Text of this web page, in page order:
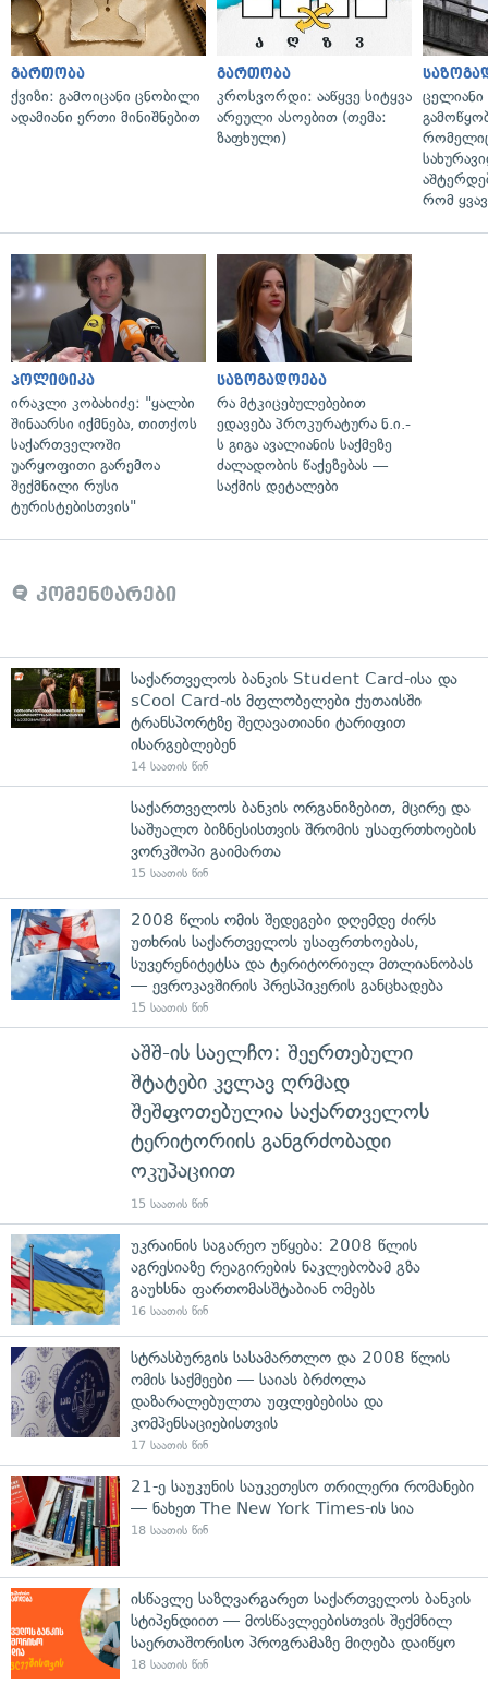
გართობა
ქვიზი: გამოიცანი ცნობილი
ადამიანი ერთი მინიშნებით
გართობა
კროსვორდი: ააწყვე სიტყვა
არეული ასოებით (თემა:
ზაფხული)
რომელიც
რომ
პოლიტიკა
ირაკლი კობახიძე: "ყალბი
შინაარსი იქმნება, თითქოს
საქართველოში
უარყოფითი გარემოა
შექმნილი რუსი
ტურისტებისთვის"
საზოგადოება
რა მტკიცებულებებით
ედავება პროკურატურა ნ.ი.-
ს გიგა ავალიანის საქმეზე
ძალადობის წაქეზებას —
საქმის დეტალები
კომენტარები
საქართველოს ბანკის Student Card-ისა და
sCool Card-ის მფლობელები ქუთაისში
ტრანსპორტზე შეღავათიანი ტარიფით
ისარგებლებენ
14 საათის წინ
საქართველოს ბანკის ორგანიზებით, მცირე და
საშუალო ბიზნესისთვის შრომის უსაფრთხოების
ვორკშოპი გაიმართა
15 საათის წინ
2008 წლის ომის შედეგები დღემდე ძირს
უთხრის საქართველოს უსაფრთხოებას,
სუვერენიტეტსა და ტერიტორიულ მთლიანობას
— ევროკავშირის პრესპიკერის განცხადება
15 საათის წინ
აშშ-ის საელჩო: შეერთებული
შტატები კვლავ ღრმად
შეშფოთებულია საქართველოს
ტერიტორიის განგრძობადი
ოკუპაციით
15 საათის წინ
უკრაინის საგარეო უწყება: 2008 წლის
აგრესიაზე რეაგირების ნაკლებობამ გზა
გაუხსნა ფართომასშტაბიან ომებს
16 საათის წინ
სტრასბურგის სასამართლო და 2008 წლის
ომის საქმეები — საიას ბრძოლა
დაზარალებულთა უფლებებისა და
კომპენსაციებისთვის
17 საათის წინ
21-ე საუკუნის საუკეთესო თრილერი რომანები
— ნახეთ The New York Times-ის სია
18 საათის წინ
ისწავლე საზღვარგარეთ საქართველოს ბანკის
სტიპენდიით — მოსწავლეებისთვის შექმნილ
საერთაშორისო პროგრამაზე მიღება დაიწყო
18 საათის წინ